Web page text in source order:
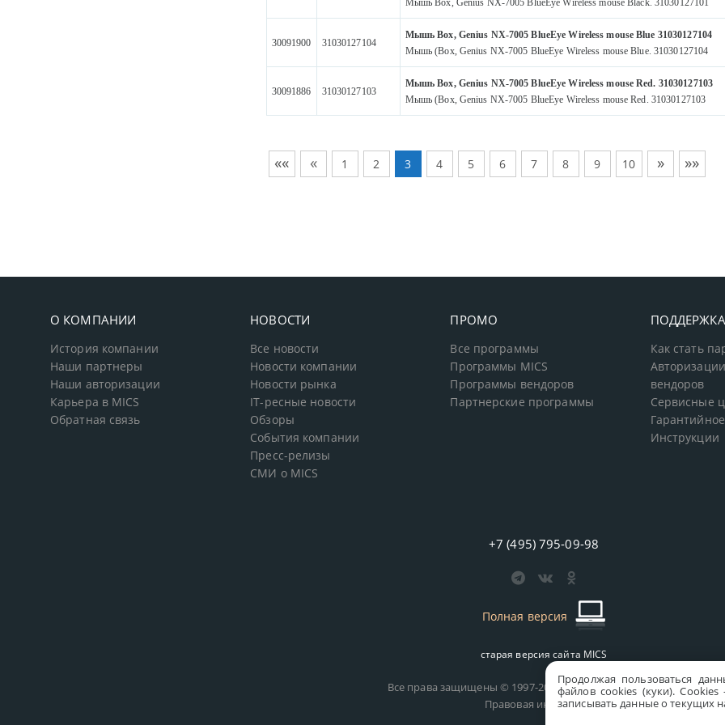
Продолжая пользоваться
файлов cookies (куки).
записывать данные о текущих
30091900 31030127104
Мышь Box, Genius NX-7005 BlueEye Wireless mouse Blue 31030127104
Мышь (Box, Genius NX-7005 BlueEye Wireless mouse Blue. 31030127104
30091886 31030127103
Мышь Box, Genius NX-7005 BlueEye Wireless mouse Red. 31030127103
Мышь (Box, Genius NX-7005 BlueEye Wireless mouse Red. 31030127103
«« « 1 2 3 4 5 6 7 8 9 10 » »»
О КОМПАНИИ
История компании
Наши партнеры
Наши авторизации
Карьера в MICS
Обратная связь
НОВОСТИ
Все новости
Новости компании
Новости рынка
IT-ресные новости
Обзоры
События компании
Пресс-релизы
СМИ о MICS
ПРОМО
Все программы
Программы MICS
Программы вендоров
Партнерские программы
ПОДДЕРЖКА
Как стать
вендоров
Сервисные
Инструкции
+7 (495) 795-09-98
Полная версия
старая версия сайта MICS
Все права защищены © 1997-2026 MICS Distribution Company
Правовая информация